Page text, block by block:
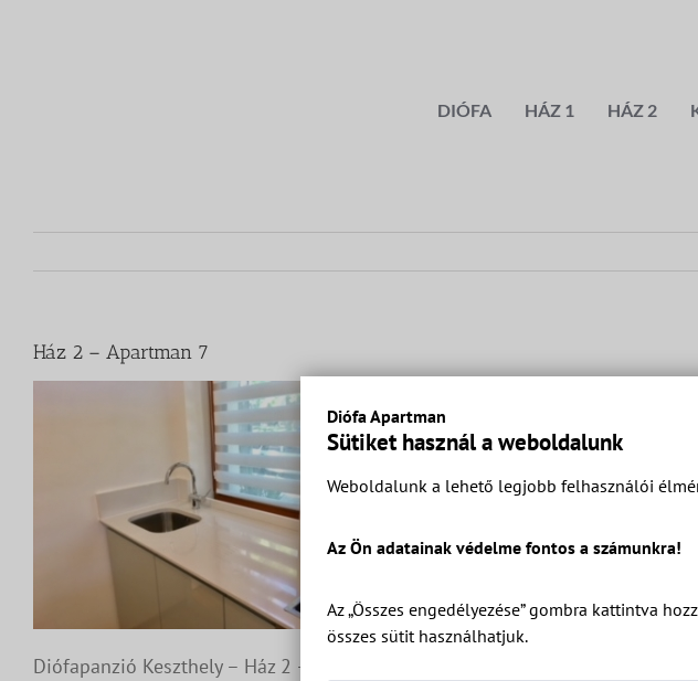
Diófa Apartman
Sütiket használ a weboldalunk
Weboldalunk a lehető legjobb felhasználói
Az Ön adatainak védelme fontos a számunkra!
Az „Összes engedélyezése” gombra kattintva
összes sütit használhatjuk.
DIÓFA HÁZ 1 HÁZ 2
Ház 2 – Apartman 7
Diófapanzió Keszthely – Ház 2 – Apartman 7